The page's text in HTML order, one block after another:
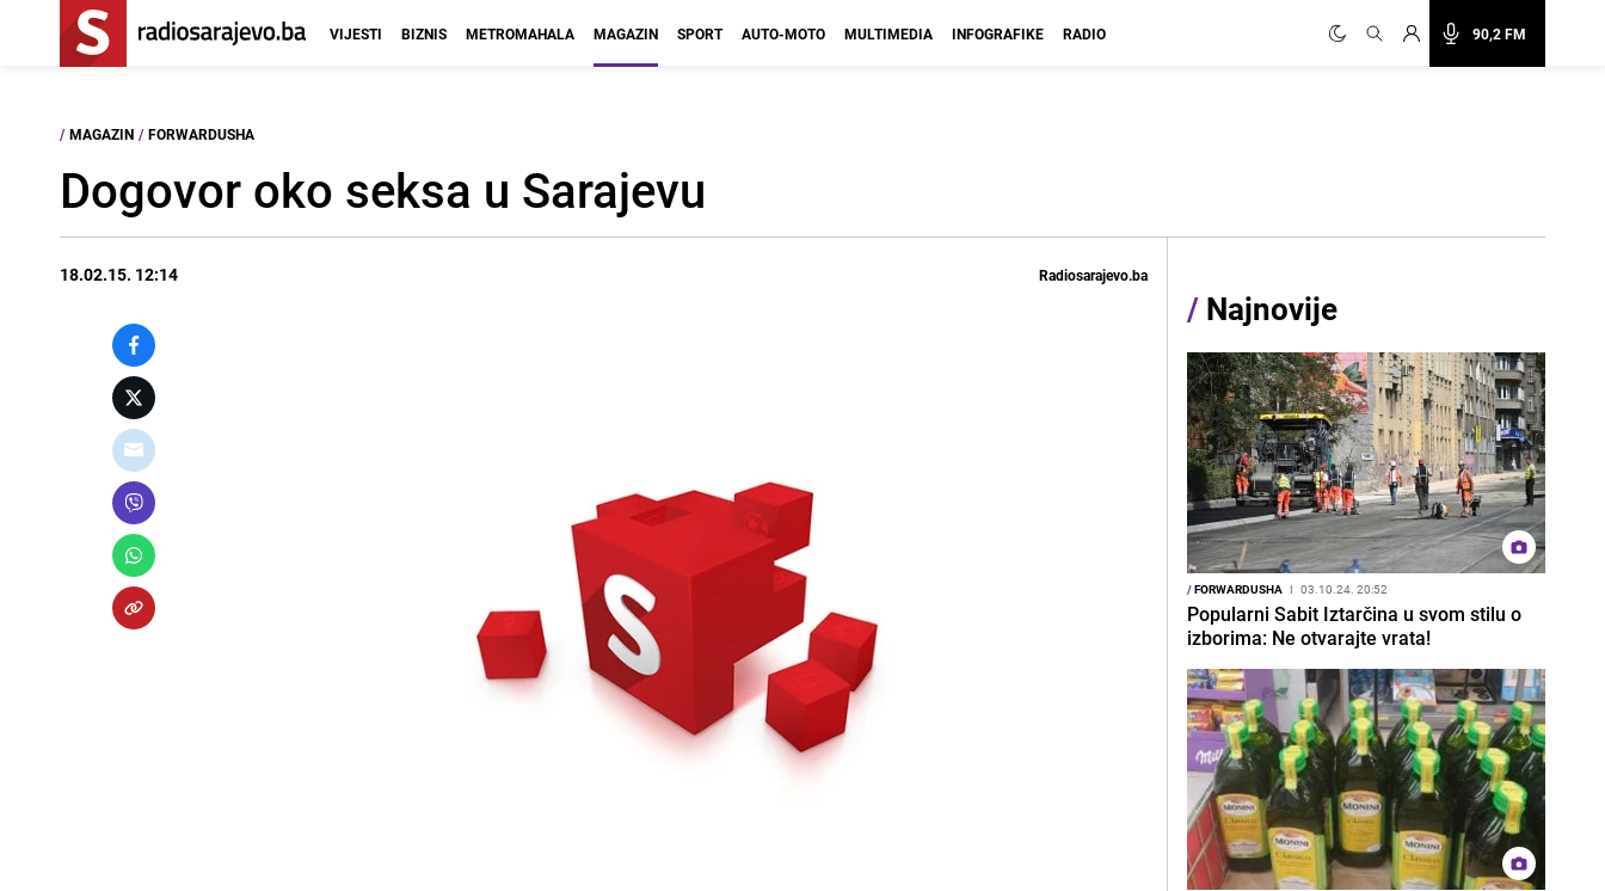
90,2 FM
VIJESTI BIZNIS METROMAHALA MAGAZIN SPORT AUTO-MOTO MULTIMEDIA INFOGRAFIKE RADIO
/ MAGAZIN / FORWARDUSHA
Dogovor oko seksa u Sarajevu
18.02.15. 12:14 Radiosarajevo.ba
/ Najnovije
/FORWARDUSHA I 03.10.24. 20:52
Popularni Sabit Iztarčina u svom stilu o
izborima: Ne otvarajte vrata!